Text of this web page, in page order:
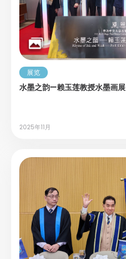
展览
水墨之韵—赖玉莲教授水墨画展
2025年11月